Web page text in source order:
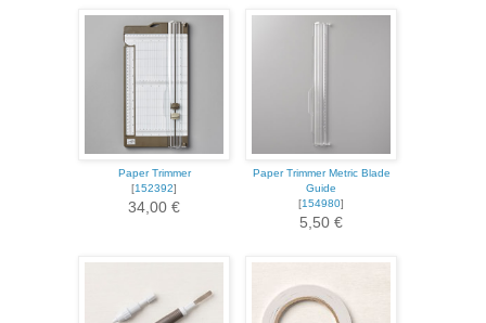
Paper Trimmer
[152392]
34,00 €
Paper Trimmer Metric Blade
Guide
[154980]
5,50 €